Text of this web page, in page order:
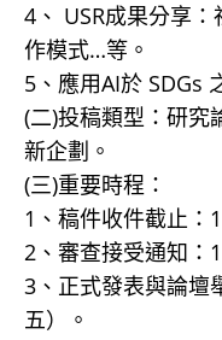
4、 USR成果分享
作模式…等。
5、應用AI於 SDGs
(二)投稿類型：研究
新企劃。
(三)重要時程：
1、稿件收件截止：
2、審查接受通知：
3、正式發表與論壇
五）。